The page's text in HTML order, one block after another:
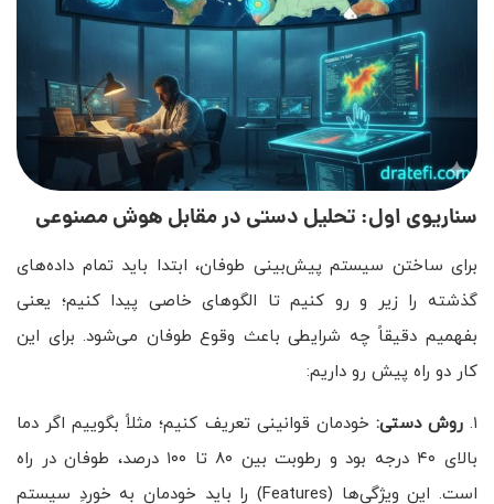
سناریوی اول: تحلیل دستی در مقابل هوش مصنوعی
برای ساختن سیستم پیش‌بینی طوفان، ابتدا باید تمام داده‌های
گذشته را زیر و رو کنیم تا الگوهای خاصی پیدا کنیم؛ یعنی
بفهمیم دقیقاً چه شرایطی باعث وقوع طوفان می‌شود. برای این
کار دو راه پیش رو داریم:
۱. روش دستی: خودمان قوانینی تعریف کنیم؛ مثلاً بگوییم اگر دما
بالای ۴۰ درجه بود و رطوبت بین ۸۰ تا ۱۰۰ درصد، طوفان در راه
است. این ویژگی‌ها (Features) را باید خودمان به خوردِ سیستم